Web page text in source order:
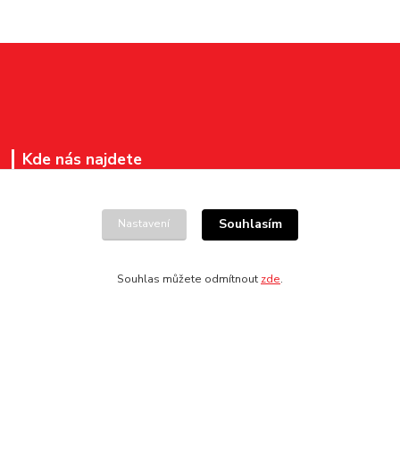
Kde nás najdete
na ul. Čs. legií 148/14
701 04 Ostrava – Moravská Ostrava
Nastavení Souhlasím
Souhlas můžete odmítnout zde.